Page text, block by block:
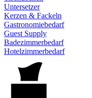
Untersetzer
Kerzen & Fackeln
Gastronomiebedarf
Guest Supply
Badezimmerbedarf
Hotelzimmerbedarf